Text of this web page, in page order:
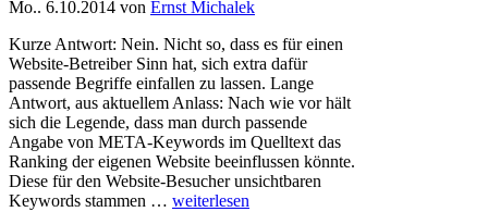
Mo.. 6.10.2014 von Ernst Michalek
Kurze Antwort: Nein. Nicht so, dass es für einen
Website-Betreiber Sinn hat, sich extra dafür
passende Begriffe einfallen zu lassen. Lange
Antwort, aus aktuellem Anlass: Nach wie vor hält
sich die Legende, dass man durch passende
Angabe von META-Keywords im Quelltext das
Ranking der eigenen Website beeinflussen könnte.
Diese für den Website-Besucher unsichtbaren
Keywords stammen … weiterlesen